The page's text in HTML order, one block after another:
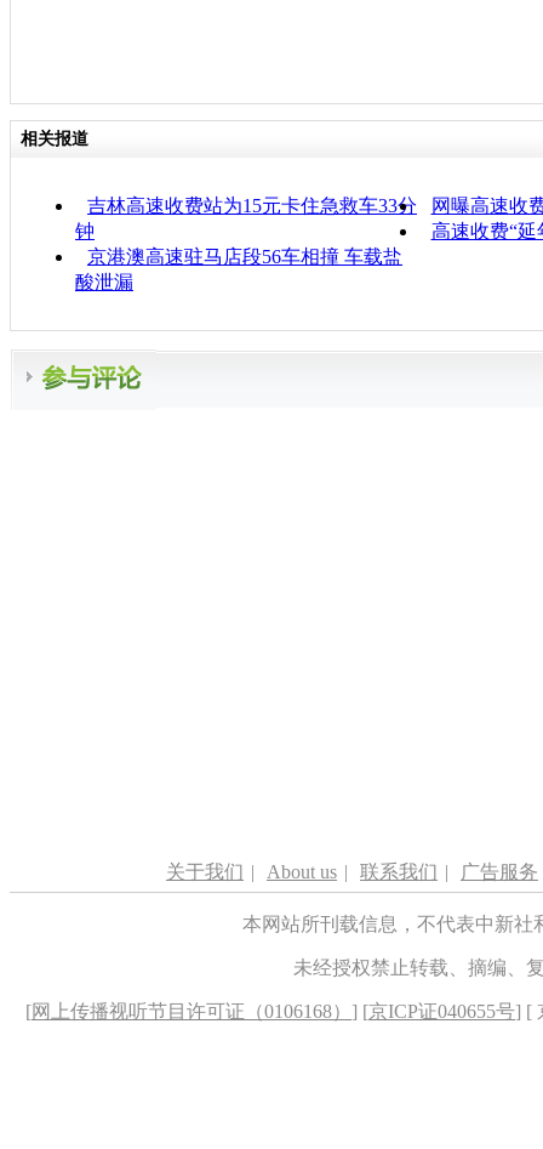
相关报道
吉林高速收费站为15元卡住急救车33分
钟
网曝高速收
高速收费“延
京港澳高速驻马店段56车相撞 车载盐
酸泄漏
关于我们 | About us | 联系我们 | 广告服务
本网站所刊载信息，不代表中新
未经授权禁止转载、摘编、
[网上传播视听节目许可证（0106168） ] [京ICP证040655号] [